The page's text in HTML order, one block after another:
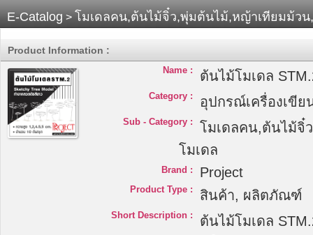
E-Catalog > โมเดลคน,ต้นไม้จิ๋ว,พุ่มต้นไม้,หญ้าเทียมม้วน
Product Information :
Name : ต้นไม้โมเดล
Category : อุปกรณ์เครื่องเขีย
Sub - Category :
โมเดลคน,ต้นไม้จิ๋
โมเดล
Brand : Project
Product Type : สินค้า, ผลิตภัณฑ์
Short Description :
ต้นไม้โมเดล